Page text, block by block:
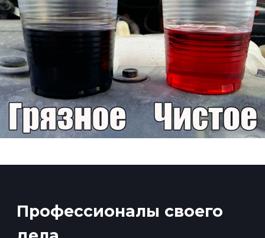
Примеры наших работ